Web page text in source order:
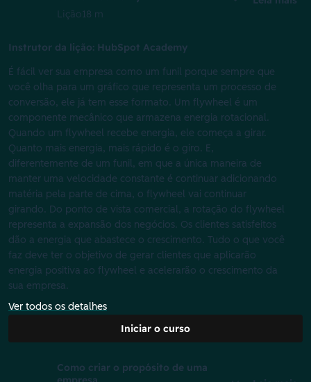
Lição18 m
Instrutor da lição: HubSpot Academy
É fácil ver sua empresa como um funil porque sempre que
você olha para um gráfico que representa um processo de
conversão, ele já tem esse formato. Um flywheel é um
componente mecânico que armazena energia rotacional.
Quando um flywheel recebe energia, ele começa a girar.
Quanto mais energia, mais rápido é o giro. E,
diferentemente de um funil, em que a única maneira de
manter uma velocidade constante é continuar adicionando
matéria pela parte de cima, o flywheel vai continuar
girando. Do ponto de vista comercial, a rotação do flywheel
representa a expansão dos negócios. Os clientes satisfeitos
dão a energia que abastece o crescimento. Tudo o que você
faz deve ter o objetivo de gerar clientes que aplicarão
energia positiva ao flywheel e acelerarão o crescimento da
sua empresa.
Ver todos os detalhes
Iniciar o curso
Como criar o propósito de uma